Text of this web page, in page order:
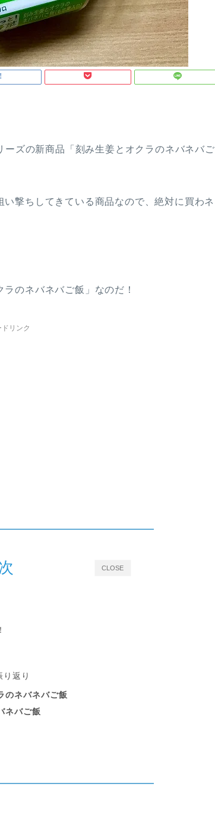
ズの新商品「刻み生姜とオクラのネバネバご
撃ちしてきている商品なので、絶対に買わネ
のネバネバご飯」なのだ！
リンク
CLOSE
返り
のネバネバご飯
ネバご飯